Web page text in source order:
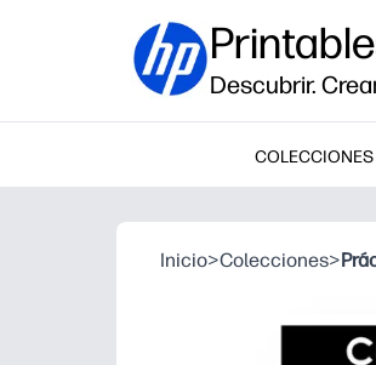
Descubrir.
COLECCIONES
Inicio>Colecciones>